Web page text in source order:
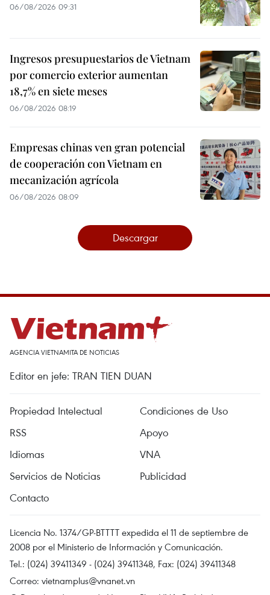
06/08/2026 09:31
Ingresos presupuestarios de Vietnam
por comercio exterior aumentan
18,7% en siete meses
06/08/2026 08:19
Empresas chinas ven gran potencial
de cooperación con Vietnam en
mecanización agrícola
06/08/2026 08:09
Descargar
AGENCIA VIETNAMITA DE NOTICIAS
Editor en jefe: TRAN TIEN DUAN
Propiedad Intelectual
Condiciones de Uso
RSS
Apoyo
Idiomas
VNA
Servicios de Noticias
Publicidad
Contacto
Licencia No. 1374/GP-BTTTT expedida el 11 de septiembre de
2008 por el Ministerio de Información y Comunicación.
Tel.: (024) 39411349 - (024) 39411348, Fax: (024) 39411348
Correo: vietnamplus@vnanet.vn